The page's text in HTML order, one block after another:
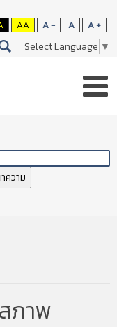
AA A - A A +
Select Language ▼
ความ
ภาพ